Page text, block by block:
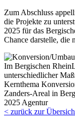
Zum Abschluss
die Projekte zu
2025 für das
Chance darstelle, die
Im Bergischen
unterschiedlicher
Kernthema
Zanders-Areal in
2025 Agentur
< zurück zur